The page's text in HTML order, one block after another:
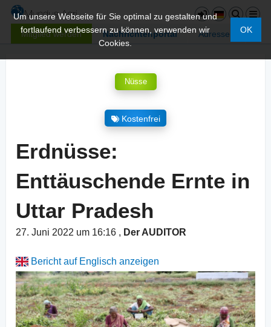
Mitglied werden Nachrichtenportal Adressen
Um unsere Webseite für Sie optimal zu gestalten und
fortlaufend verbessern zu können, verwenden wir
Cookies.
OK
Nüsse
Kostenfrei
Erdnüsse:
Enttäuschende Ernte in
Uttar Pradesh
27. Juni 2022 um 16:16 , Der AUDITOR
Bericht auf Englisch anzeigen